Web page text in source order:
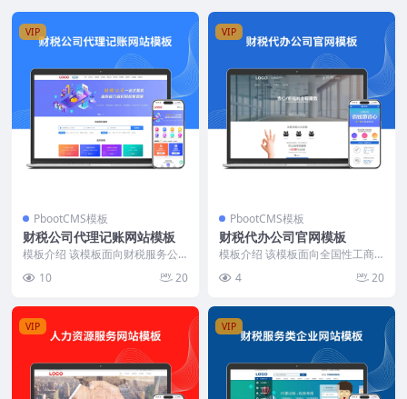
VIP
PbootCMS模板
财税公司代理记账网站模板
模板介绍 该模板面向财税服务公
预约信息”“业务...
10 20
VIP
PbootCMS模板
财税代办公司官网模板
模板介绍 该模板面向全国性工商
公司注册”为引流点，...
4 20
VIP VIP